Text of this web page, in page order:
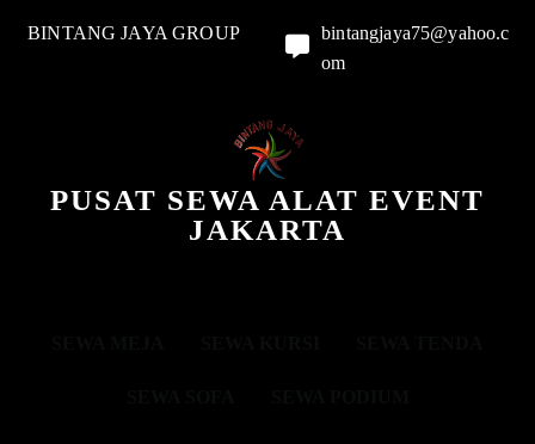
BINTANG JAYA GROUP
bintangjaya75@yahoo.c
om
PUSAT SEWA ALAT EVENT
JAKARTA